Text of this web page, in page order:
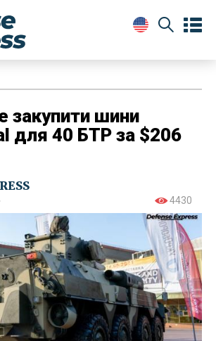
закупити шини
для 40 БТР за $206
4430